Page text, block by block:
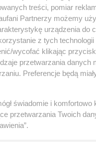
treści, pomiar
Partnerzy możemy
urządzenia do
z tych technologii
wycofać klikając
przetwarzania danych
Preferencje będą
świadomie i
przetwarzania Twoich